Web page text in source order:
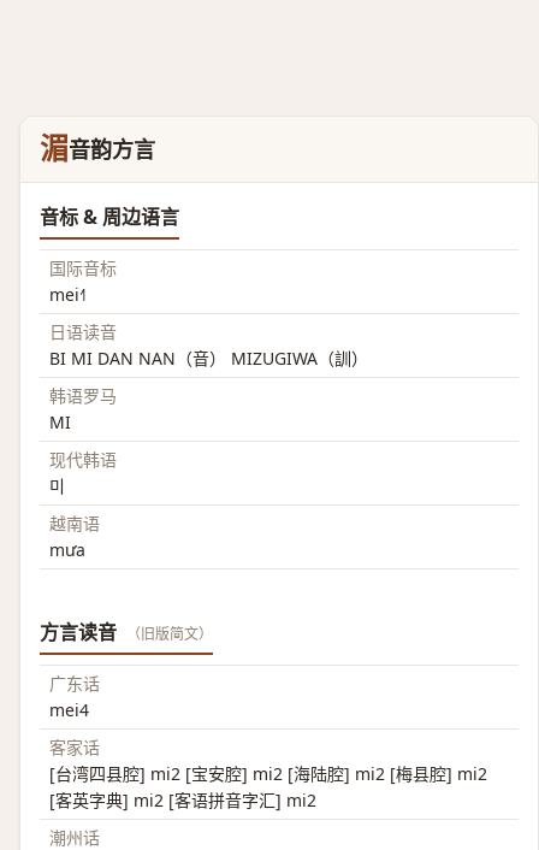
湄音韵方言
音标 & 周边语言
国际音标
mei˧˥
日语读音
BI MI DAN NAN（音） MIZUGIWA（訓）
韩语罗马
MI
现代韩语
미
越南语
mưa
方言读音 （旧版简文）
广东话
mei4
客家话
[台湾四县腔] mi2 [宝安腔] mi2 [海陆腔] mi2 [梅县腔] mi2
[客英字典] mi2 [客语拼音字汇] mi2
潮州话